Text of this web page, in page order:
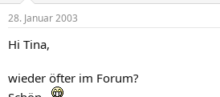
28. Januar 2003
Hi Tina,
wieder öfter im Forum?